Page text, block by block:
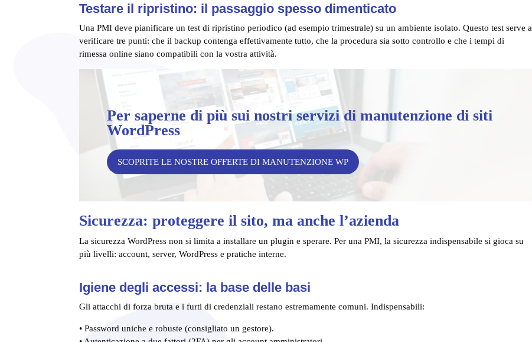
Testare il ripristino: il passaggio spesso dimenticato
Una PMI deve pianificare un test di ripristino periodico (ad esempio trimestrale) su un ambiente isolato. Questo test serve a
verificare tre punti: che il backup contenga effettivamente tutto, che la procedura sia sotto controllo e che i tempi di
rimessa online siano compatibili con la vostra attività.
Per saperne di più sui nostri servizi di manutenzione di siti
WordPress
SCOPRITE LE NOSTRE OFFERTE DI MANUTENZIONE WP
Sicurezza: proteggere il sito, ma anche l’azienda
La sicurezza WordPress non si limita a installare un plugin e sperare. Per una PMI, la sicurezza indispensabile si gioca su
più livelli: account, server, WordPress e pratiche interne.
Igiene degli accessi: la base delle basi
Gli attacchi di forza bruta e i furti di credenziali restano estremamente comuni. Indispensabili:
• Password uniche e robuste (consigliato un gestore).